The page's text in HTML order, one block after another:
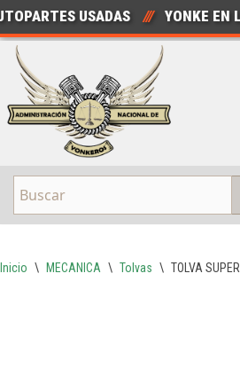
Saltar
al
contenido
USADAS /// YONKE EN
Inicio \ MECANICA \ Tolvas \ TOLVA